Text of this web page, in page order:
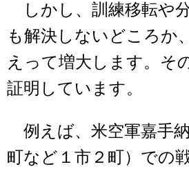
しかし、訓練移転や
も解決しないどころか
えって増大します。そ
証明しています。
例えば、米空軍嘉手
町など１市２町）での